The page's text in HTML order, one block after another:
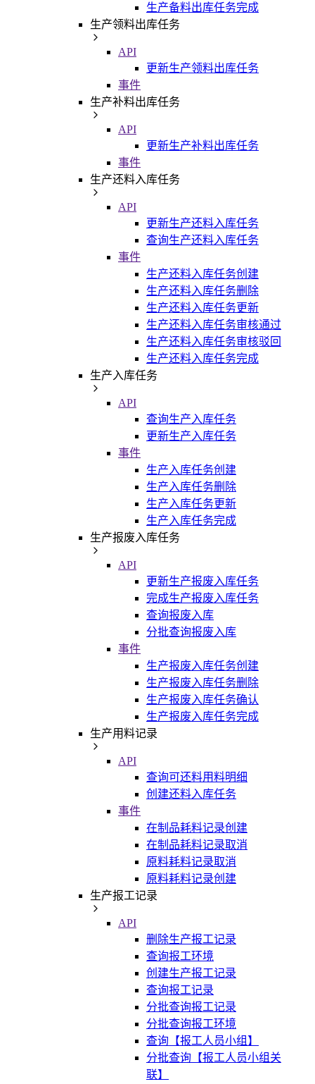
生产备料出库任务完成
生产领料出库任务
API
更新生产领料出库任务
事件
生产补料出库任务
API
更新生产补料出库任务
事件
生产还料入库任务
API
更新生产还料入库任务
查询生产还料入库任务
事件
生产还料入库任务创建
生产还料入库任务删除
生产还料入库任务更新
生产还料入库任务审核通过
生产还料入库任务审核驳回
生产还料入库任务完成
生产入库任务
API
查询生产入库任务
更新生产入库任务
事件
生产入库任务创建
生产入库任务删除
生产入库任务更新
生产入库任务完成
生产报废入库任务
API
更新生产报废入库任务
完成生产报废入库任务
查询报废入库
分批查询报废入库
事件
生产报废入库任务创建
生产报废入库任务删除
生产报废入库任务确认
生产报废入库任务完成
生产用料记录
API
查询可还料用料明细
创建还料入库任务
事件
在制品耗料记录创建
在制品耗料记录取消
原料耗料记录取消
原料耗料记录创建
生产报工记录
API
删除生产报工记录
查询报工环境
创建生产报工记录
查询报工记录
分批查询报工记录
分批查询报工环境
查询【报工人员小组】
分批查询【报工人员小组关
联】